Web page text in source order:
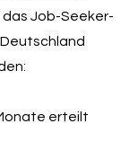
Job-Seeker-
erteilt